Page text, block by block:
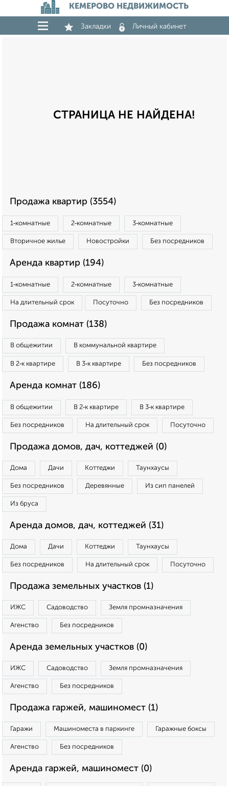
КЕМЕРОВО НЕДВИЖИМОСТЬ
Закладки Личный кабинет
СТРАНИЦА НЕ НАЙДЕНА!
Продажа квартир (3554)
1‑комнатные 2‑комнатные 3‑комнатные
Вторичное жилье Новостройки Без посредников
Аренда квартир (194)
1‑комнатные 2‑комнатные 3‑комнатные
На длительный срок Посуточно Без посредников
Продажа комнат (138)
В общежитии В коммунальной квартире
В 2‑к квартире В 3‑к квартире Без посредников
Аренда комнат (186)
В общежитии В 2‑к квартире В 3‑к квартире
Без посредников На длительный срок Посуточно
Продажа домов, дач, коттеджей (0)
Дома Дачи Коттеджи Таунхаусы
Без посредников Деревянные Из сип панелей
Из бруса
Аренда домов, дач, коттеджей (31)
Дома Дачи Коттеджи Таунхаусы
Без посредников На длительный срок Посуточно
Продажа земельных участков (1)
ИЖС Садоводство Земля промназначения
Агенство Без посредников
Аренда земельных участков (0)
ИЖС Садоводство Земля промназначения
Агенство Без посредников
Продажа гаржей, машиномест (1)
Гаражи Машиноместа в паркинге Гаражные боксы
Агенство Без посредников
Аренда гаржей, машиномест (0)